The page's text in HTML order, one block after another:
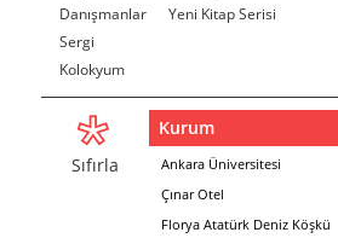
Danışmanlar
Sergi
Kolokyum
Yeni Kitap Serisi
Sıfırla
Kurum
Ankara Üniversitesi
Çınar Otel
Florya Atatürk Deniz Köşkü